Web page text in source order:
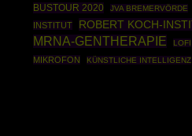
BUSTOUR 2020 JVA BREMERVÖRDE
INSTITUT
ROBERT KOCH-
MRNA-GENTHERAPIE LOFI
MIKROFON
KÜNSTLICHE INTELLIGENZ